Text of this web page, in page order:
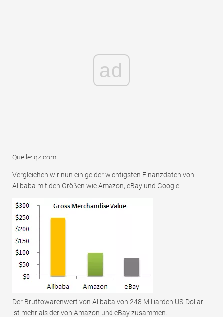
ad
Quelle: qz.com
Vergleichen wir nun einige der wichtigsten Finanzdaten von
Alibaba mit den Größen wie Amazon, eBay und Google.
Der Bruttowarenwert von Alibaba von 248 Milliarden US-Dollar
ist mehr als der von Amazon und eBay zusammen.